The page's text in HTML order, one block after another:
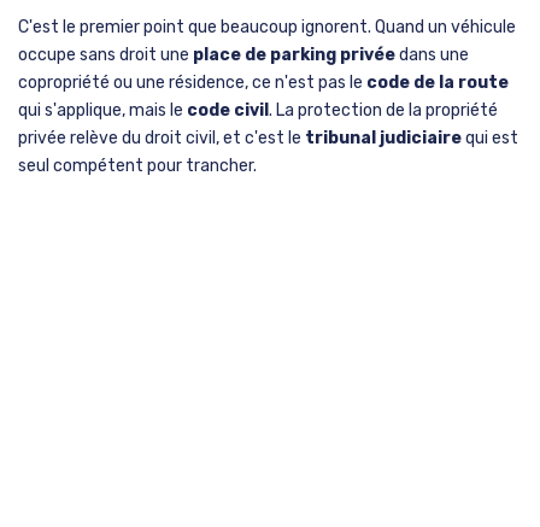
C'est le premier point que beaucoup ignorent. Quand un véhicule
occupe sans droit une place de parking privéedans une
copropriété ou une résidence, ce n'est pas le code de la route
qui s'applique, mais le code civil . La protection de la propriété
privée relève du droit civil, et c'est le tribunal judiciairequi est
seul compétent pour trancher.